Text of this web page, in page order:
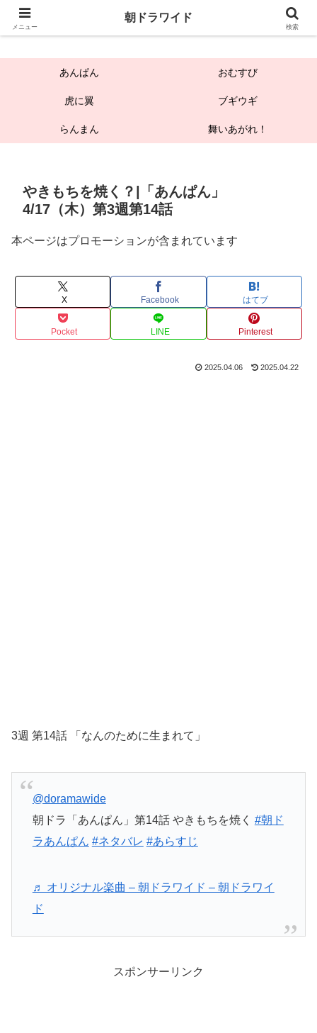
朝ドラワイド
あんぱん おむすび
虎に翼 ブギウギ
らんまん 舞いあがれ！
やきもちを焼く？|「あんぱん」
4/17（木）第3週第14話
本ページはプロモーションが含まれています
X Facebook はてブ
Pocket LINE Pinterest
2025.04.06 2025.04.22
3週 第14話 「なんのために生まれて」
@doramawide
朝ドラ「あんぱん」第14話 やきもちを焼く #朝ド
ラあんぱん #ネタバレ #あらすじ
♬ オリジナル楽曲 – 朝ドラワイド – 朝ドラワイ
ド
スポンサーリンク
メニュー
朝ドラワイド
検索